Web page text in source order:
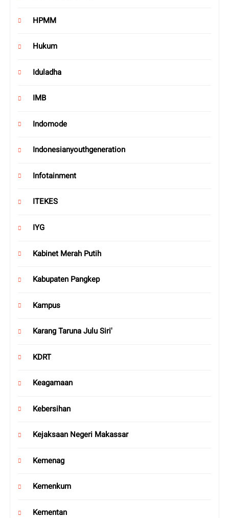
HPMM
Hukum
Iduladha
IMB
Indomode
Indonesianyouthgeneration
Infotainment
ITEKES
IYG
Kabinet Merah Putih
Kabupaten Pangkep
Kampus
Karang Taruna Julu Siri'
KDRT
Keagamaan
Kebersihan
Kejaksaan Negeri Makassar
Kemenag
Kemenkum
Kementan